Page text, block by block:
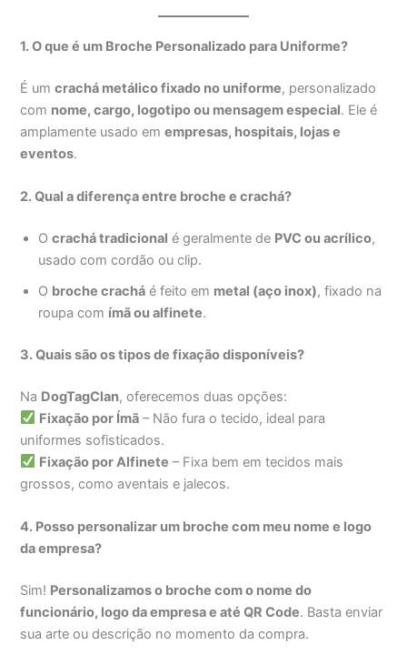
1. O que é um Broche Personalizado para Uniforme?
É umcrachá metálico fixado no uniforme, personalizado
com nome, cargo, logotipo ou mensagem especial. Ele é
amplamente usado emempresas, hospitais, lojas e
eventos.
2. Qual a diferença entre broche e crachá?
Ocrachá tradicional é geralmente de PVC ou acrílico,
usado com cordão ou clip.
O broche crachá é feito em metal (aço inox), fixado na
roupa com ímã ou alfinete.
3. Quais são os tipos de fixação disponíveis?
Na DogTagClan, oferecemos duas opções:
Fixação por Ímã – Não fura o tecido, ideal para
uniformes sofisticados.
Fixação por Alfinete – Fixa bem em tecidos mais
grossos, como aventais e jalecos.
4. Posso personalizar um broche com meu nome e logo
da empresa?
Sim! Personalizamos o broche com o nome do
funcionário, logo da empresa e até QR Code. Basta enviar
sua arte ou descrição no momento da compra.